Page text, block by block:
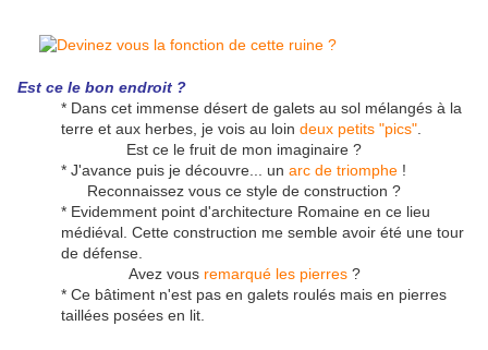
Est ce le bon endroit ?
* Dans cet immense désert de galets au sol mélangés à la
terre et aux herbes, je vois au loin deux petits "pics"
Est ce le fruit de mon imaginaire ?
* J'avance puis je découvre... un arc de triomphe !
Reconnaissez vous ce style de construction ?
* Evidemment point d'architecture Romaine en ce lieu
médiéval. Cette construction me semble avoir été une tour
de défense.
Avez vous remarqué les pierres?
* Ce bâtiment n'est pas en galets roulés mais en pierres
taillées posées en lit.